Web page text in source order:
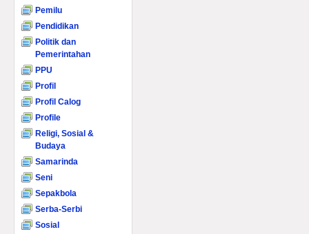
Pemilu
Pendidikan
Politik dan
Pemerintahan
PPU
Profil
Profil Calog
Profile
Religi, Sosial &
Budaya
Samarinda
Seni
Sepakbola
Serba-Serbi
Sosial